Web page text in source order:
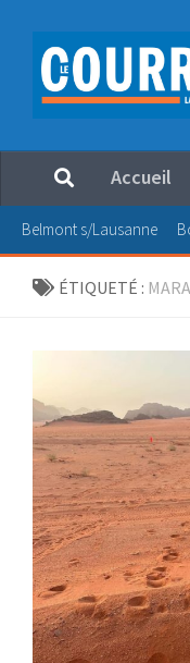
Au dessous du
Accueil
Belmont s/Lausanne
ÉTIQUETÉ :